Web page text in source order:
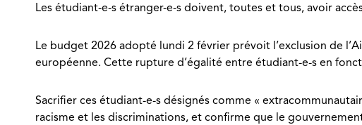
Les étudiant-e-s étranger-e-s doivent, toutes et tous, avoir
Le budget 2026 adopté lundi 2 février prévoit l’exclusion de
européenne. Cette rupture d’égalité entre étudiant-e-s en
Sacrifier ces étudiant-e-s désignés comme «
racisme et les discriminations, et confirme que le